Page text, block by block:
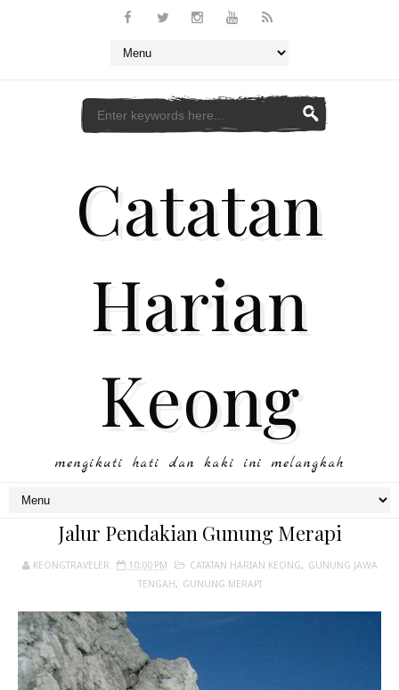
Catatan
Harian
Keong
mengikuti hati dan kaki ini melangkah
Jalur Pendakian Gunung Merapi
KEONGTRAVELER 10:00 PM CATATAN HARIAN KEONG, GUNUNG JAWA
TENGAH, GUNUNG MERAPI